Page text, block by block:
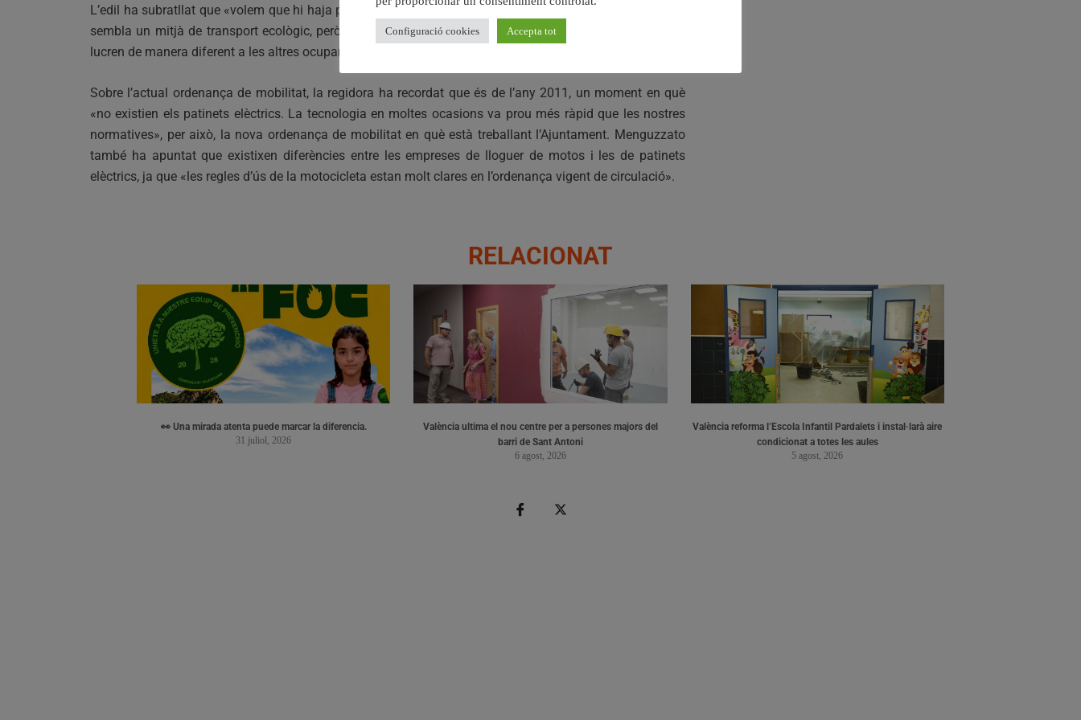
L’edil ha subratllat que «volem que hi haja patinets elèctrics en la ciutat i que la gent els use, perquè ens
sembla un mitjà de transport ecològic, però el que no podem permetre és que hi haja empreses que es
lucren de manera diferent a les altres ocupant les voreres, que són de domini públic».
Sobre l’actual ordenança de mobilitat, la regidora ha recordat que és de l’any 2011, un moment en què
«no existien els patinets elèctrics. La tecnologia en moltes ocasions va prou més ràpid que les nostres
normatives», per això, la nova ordenança de mobilitat en què està treballant l’Ajuntament. Menguzzato
també ha apuntat que existixen diferències entre les empreses de lloguer de motos i les de patinets
elèctrics, ja que «les regles d’ús de la motocicleta estan molt clares en l’ordenança vigent de circulació».
RELACIONAT
👀 Una mirada atenta puede marcar la diferencia.
31 juliol, 2026
València ultima el nou centre per a persones majors del
barri de Sant Antoni
6 agost, 2026
València reforma l’Escola Infantil Pardalets i instal·larà aire
condicionat a totes les aules
5 agost, 2026
Configuració cookies Accepta tot